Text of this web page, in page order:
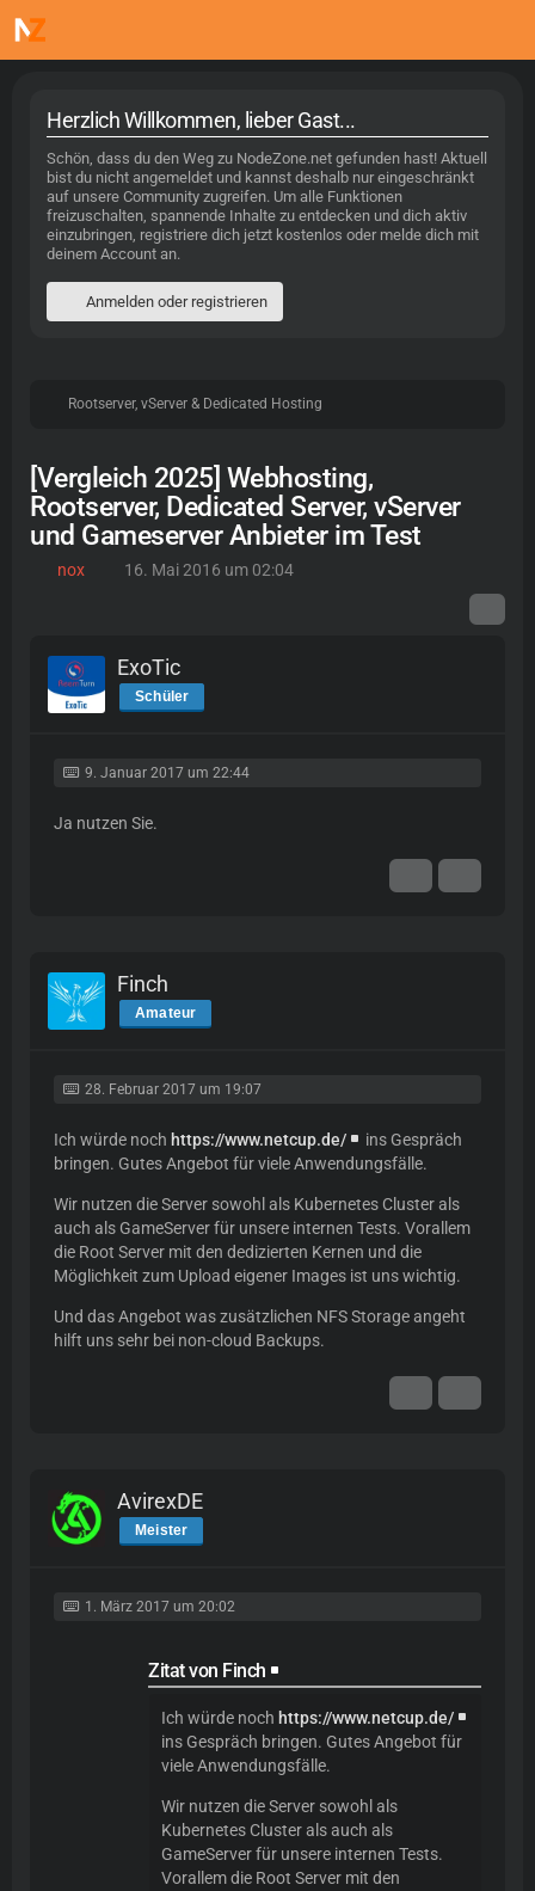
Herzlich Willkommen, lieber Gast...
Schön, dass du den Weg zu NodeZone.net gefunden hast! Aktuell
bist du nicht angemeldet und kannst deshalb nur eingeschränkt
auf unsere Community zugreifen. Um alle Funktionen
freizuschalten, spannende Inhalte zu entdecken und dich aktiv
einzubringen, registriere dich jetzt kostenlos oder melde dich mit
deinem Account an.
Anmelden oder registrieren
Rootserver, vServer & Dedicated Hosting
[Vergleich 2025] Webhosting,
Rootserver, Dedicated Server, vServer
und Gameserver Anbieter im Test
nox 16. Mai 2016 um 02:04
ExoTic
Schüler
9. Januar 2017 um 22:44
Ja nutzen Sie.
Finch
Amateur
28. Februar 2017 um 19:07
Ich würde noch https://www.netcup.de/
ins Gespräch
bringen. Gutes Angebot für viele Anwendungsfälle.
Wir nutzen die Server sowohl als Kubernetes Cluster als
auch als GameServer für unsere internen Tests. Vorallem
die Root Server mit den dedizierten Kernen und die
Möglichkeit zum Upload eigener Images ist uns wichtig.
Und das Angebot was zusätzlichen NFS Storage angeht
hilft uns sehr bei non-cloud Backups.
AvirexDE
Meister
1. März 2017 um 20:02
Zitat von Finch
Ich würde noch https://www.netcup.de/
ins Gespräch bringen. Gutes Angebot für
viele Anwendungsfälle.
Wir nutzen die Server sowohl als
Kubernetes Cluster als auch als
GameServer für unsere internen Tests.
Vorallem die Root Server mit den